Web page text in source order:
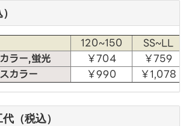
120~150
SS~LL
ラー,蛍光
￥704
￥759
カラー
￥990 ￥1,078
（税込）